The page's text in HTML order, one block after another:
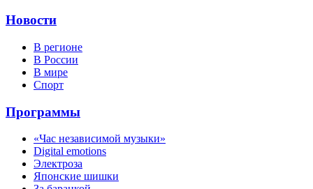
Новости
В регионе
В России
В мире
Спорт
Программы
«Час независимой музыки»
Digital emotions
Электроза
Японскиe шишки